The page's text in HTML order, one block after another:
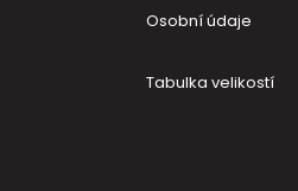
Osobní údaje
Tabulka velikostí